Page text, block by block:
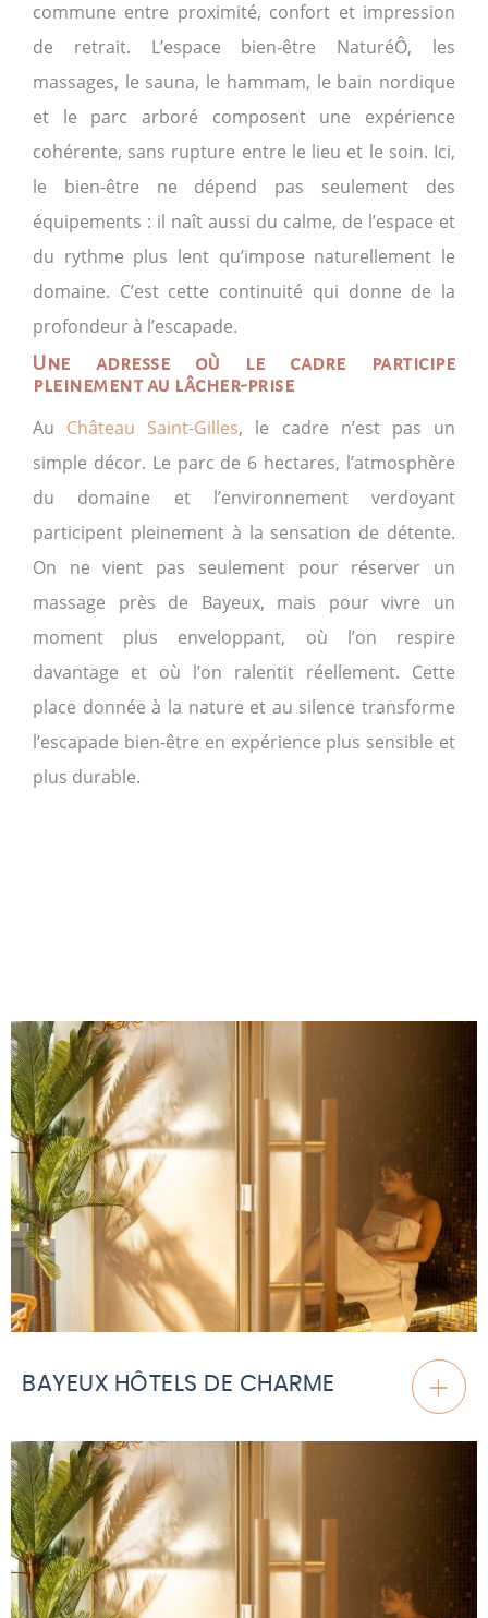
commune entre proximité, confort et impression
de retrait. L’espace bien-être NaturéÔ, les
massages, le sauna, le hammam, le bain nordique
et le parc arboré composent une expérience
cohérente, sans rupture entre le lieu et le soin. Ici,
le bien-être ne dépend pas seulement des
équipements : il naît aussi du calme, de l’espace et
du rythme plus lent qu’impose naturellement le
domaine. C’est cette continuité qui donne de la
profondeur à l’escapade.
Une adresse où le cadre participe
pleinement au lâcher-prise
Au Château Saint-Gilles, le cadre n’est pas un
simple décor. Le parc de 6 hectares, l’atmosphère
du domaine et l’environnement verdoyant
participent pleinement à la sensation de détente.
On ne vient pas seulement pour réserver un
massage près de Bayeux, mais pour vivre un
moment plus enveloppant, où l’on respire
davantage et où l’on ralentit réellement. Cette
place donnée à la nature et au silence transforme
l’escapade bien-être en expérience plus sensible et
plus durable.
BAYEUX HÔTELS DE CHARME